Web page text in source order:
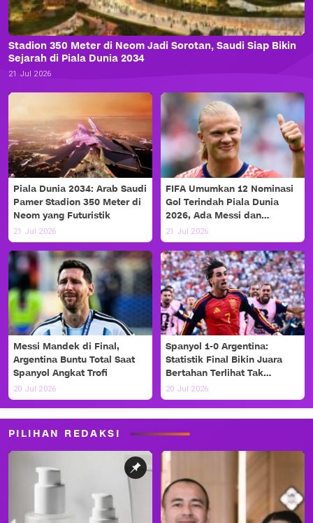
Stadion 350 Meter di Neom Jadi Sorotan, Saudi Siap Bikin
Sejarah di Piala Dunia 2034
21 Jul 2026
Piala Dunia 2034: Arab Saudi
Pamer Stadion 350 Meter di
Neom yang Futuristik
21 Jul 2026
FIFA Umumkan 12 Nominasi
Gol Terindah Piala Dunia
2026, Ada Messi dan
Haaland!
21 Jul 2026
Messi Mandek di Final,
Argentina Buntu Total Saat
Spanyol Angkat Trofi
20 Jul 2026
Spanyol 1-0 Argentina:
Statistik Final Bikin Juara
Bertahan Terlihat Tak
Berdaya
20 Jul 2026
PILIHAN REDAKSI